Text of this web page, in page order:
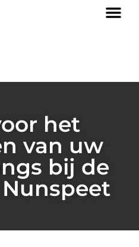
het
van uw
bij de